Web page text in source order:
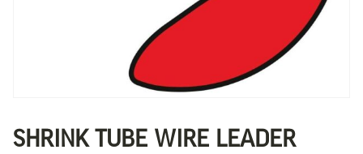
SHRINK TUBE WIRE LEADER